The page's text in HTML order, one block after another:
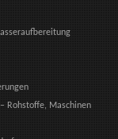
Rohstoffe, Maschinen